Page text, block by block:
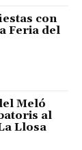
con
Feria del
Meló
al
Llosa